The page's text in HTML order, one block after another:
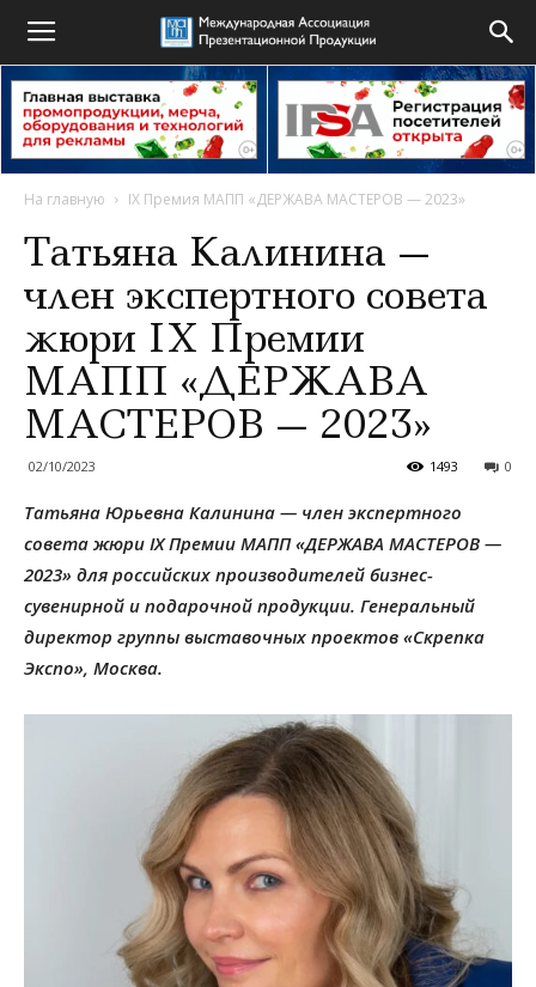
На главную IX Премия МАПП «ДЕРЖАВА МАСТЕРОВ — 2023»
Татьяна Калинина —
член экспертного совета
жюри IX Премии
МАПП «ДЕРЖАВА
МАСТЕРОВ — 2023»
02/10/2023 0
1493
Татьяна Юрьевна Калинина — член экспертного
совета жюри IX Премии МАПП «ДЕРЖАВА МАСТЕРОВ —
2023» для российских производителей бизнес-
сувенирной и подарочной продукции. Генеральный
директор группы выставочных проектов «Скрепка
Экспо», Москва.